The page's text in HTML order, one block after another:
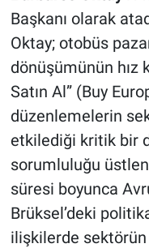
Başkanı olarak
Oktay; otobüs
dönüşümünün hız
Satın Al” (Buy
düzenlemelerin
etkilediği kritik bir
sorumluluğu
süresi boyunca
Brüksel’deki
ilişkilerde